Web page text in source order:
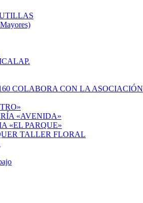
COLABORA CON LA ASOCIACIÓN
«AVENIDA»
«EL PARQUE»
TALLER FLORAL